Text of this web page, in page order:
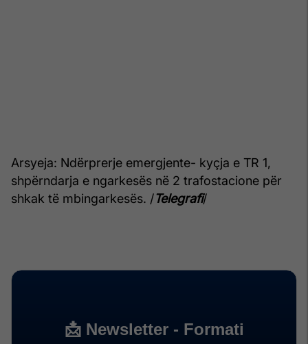
Arsyeja: Ndërprerje emergjente- kyçja e TR 1,
shpërndarja e ngarkesës në 2 trafostacione për
shkak të mbingarkesës. /Telegrafi/